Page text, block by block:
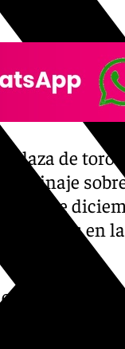
de toros,
patinaje sobre
20 de
horas en
larios-